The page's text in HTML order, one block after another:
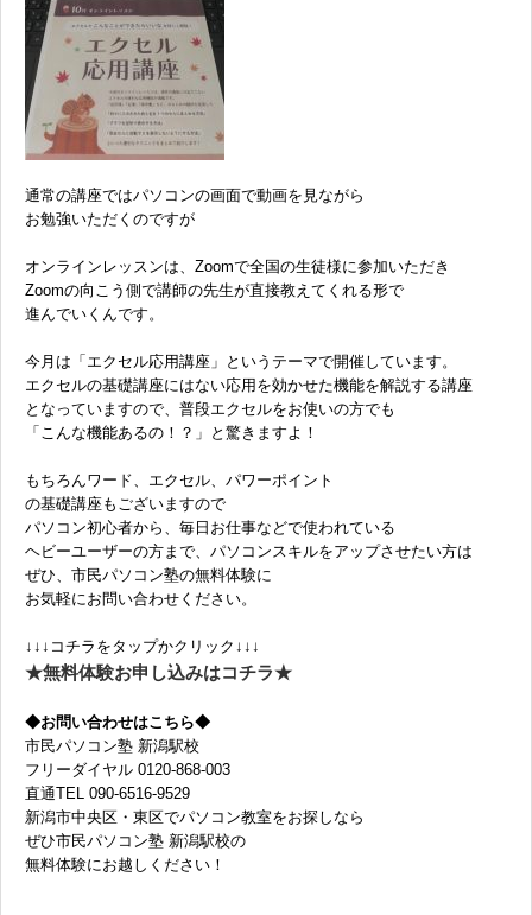
通常の講座ではパソコンの画面で動画を見ながら
お勉強いただくのですが
オンラインレッスンは、Zoomで全国の生徒様に参加いただき
Zoomの向こう側で講師の先生が直接教えてくれる形で
進んでいくんです。
今月は「エクセル応用講座」というテーマで開催しています。
エクセルの基礎講座にはない応用を効かせた機能を解説する講座
となっていますので、普段エクセルをお使いの方でも
「こんな機能あるの！？」と驚きますよ！
もちろんワード、エクセル、パワーポイント
の基礎講座もございますので
パソコン初心者から、毎日お仕事などで使われている
ヘビーユーザーの方まで、パソコンスキルをアップさせたい方は
ぜひ、市民パソコン塾の無料体験に
お気軽にお問い合わせください。
↓↓↓コチラをタップかクリック↓↓↓
★無料体験お申し込みはコチラ★
◆お問い合わせはこちら◆
市民パソコン塾 新潟駅校
フリーダイヤル 0120-868-003
直通TEL 090-6516-9529
新潟市中央区・東区でパソコン教室をお探しなら
ぜひ市民パソコン塾 新潟駅校の
無料体験にお越しください！